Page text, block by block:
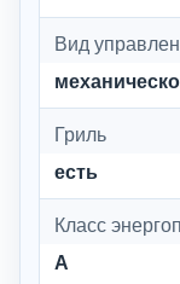
Вид
Гриль
есть
Класс
A